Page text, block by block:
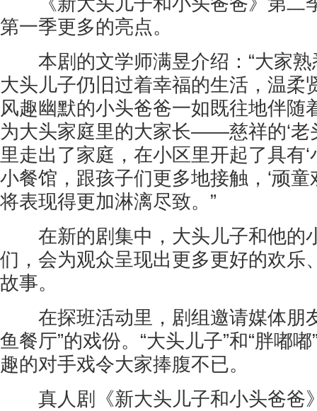
第一季更多的亮点。
本剧的文学师满昱介绍：“大家熟
大头儿子仍旧过着幸福的生活，温柔
风趣幽默的小头爸爸一如既往地伴随
为大头家庭里的大家长——慈祥的‘老
里走出了家庭，在小区里开起了具有‘
小餐馆，跟孩子们更多地接触，‘顽童
将表现得更加淋漓尽致。”
在新的剧集中，大头儿子和他的
们，会为观众呈现出更多更好的欢乐
故事。
在探班活动里，剧组邀请媒体朋
鱼餐厅”的戏份。“大头儿子”和“胖嘟
趣的对手戏令大家捧腹不已。
真人剧《新大头儿子和小头爸爸